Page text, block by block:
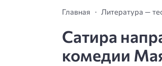
Главная Литература —
Сатира
комедии